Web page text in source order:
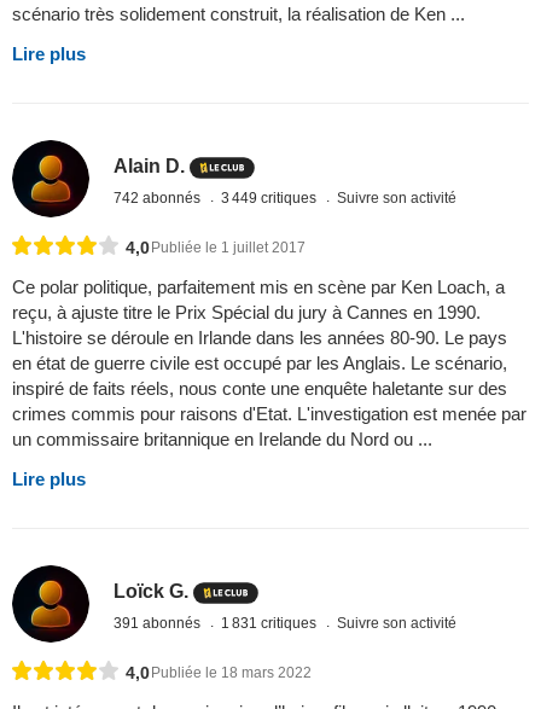
scénario très solidement construit, la réalisation de Ken ...
Lire plus
Alain D.
742 abonnés 3 449 critiques Suivre son activité
4,0Publiée le 1 juillet 2017
Ce polar politique, parfaitement mis en scène par Ken Loach, a
reçu, à ajuste titre le Prix Spécial du jury à Cannes en 1990.
L'histoire se déroule en Irlande dans les années 80-90. Le pays
en état de guerre civile est occupé par les Anglais. Le scénario,
inspiré de faits réels, nous conte une enquête haletante sur des
crimes commis pour raisons d'Etat. L'investigation est menée par
un commissaire britannique en Irelande du Nord ou ...
Lire plus
Loïck G.
391 abonnés 1 831 critiques Suivre son activité
4,0 Publiée le 18 mars 2022